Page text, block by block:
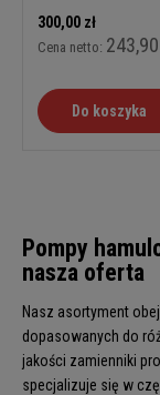
300,00 zł
Cena netto:
Do koszyka
Pompy
nasza oferta
Nasz asortyment
dopasowanych do
jakości zamienniki
specjalizuje się w